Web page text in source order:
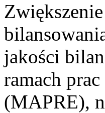
jakości
ramach
(MAPRE),